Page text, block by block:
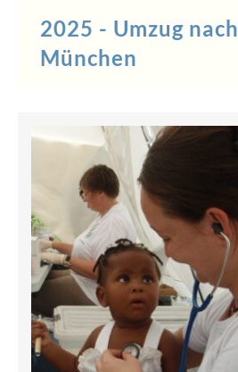
2025 - Umzug nach
München